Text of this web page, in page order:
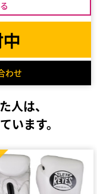
わせ
人は、
います。